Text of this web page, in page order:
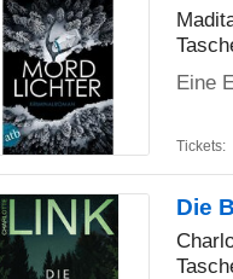
Eine
Tickets:
Die